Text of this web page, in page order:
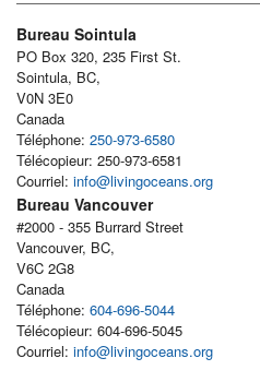
Bureau Sointula
PO Box 320, 235 First St.
Sointula, BC,
V0N 3E0
Canada
Téléphone: 250-973-6580
Télécopieur: 250-973-6581
Courriel: info@livingoceans.org
Bureau Vancouver
#2000 - 355 Burrard Street
Vancouver, BC,
V6C 2G8
Canada
Téléphone: 604-696-5044
Télécopieur: 604-696-5045
Courriel: info@livingoceans.org